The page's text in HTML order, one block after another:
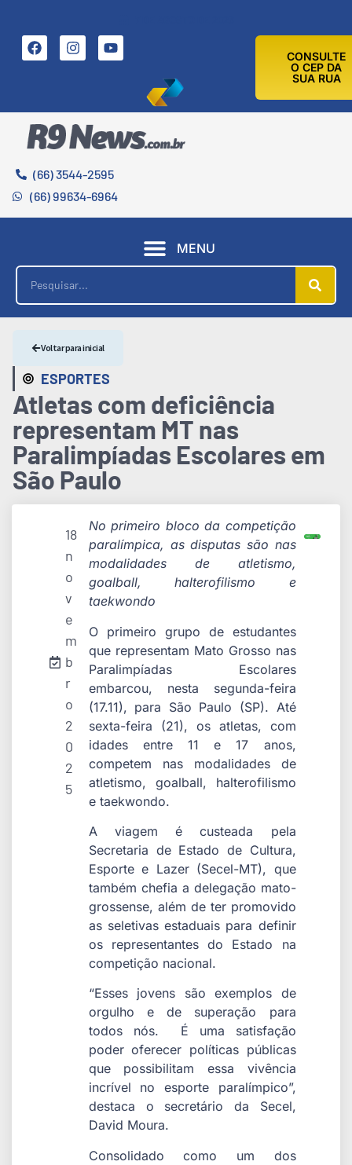
CONSULTE
O CEP DA
SUA RUA
(66) 3544-2595
(66) 99634-6964
MENU
ESPORTES
Voltar para inicial
Atletas com deficiência
representam MT nas
Paralimpíadas Escolares em
São Paulo
18
n
o
v
e
m
b
r
o
2
0
2
5
No primeiro bloco da competição
paralímpica, as disputas são nas
modalidades de atletismo,
goalball, halterofilismo e
taekwondo
O primeiro grupo de estudantes
que representam Mato Grosso nas
Paralimpíadas Escolares
embarcou, nesta segunda-feira
(17.11), para São Paulo (SP). Até
sexta-feira (21), os atletas, com
idades entre 11 e 17 anos,
competem nas modalidades de
atletismo, goalball, halterofilismo
e taekwondo.
A viagem é custeada pela
Secretaria de Estado de Cultura,
Esporte e Lazer (Secel-MT), que
também chefia a delegação mato-
grossense, além de ter promovido
as seletivas estaduais para definir
os representantes do Estado na
competição nacional.
“Esses jovens são exemplos de
orgulho e de superação para
todos nós. É uma satisfação
poder oferecer políticas públicas
que possibilitam essa vivência
incrível no esporte paralímpico”,
destaca o secretário da Secel,
David Moura.
Consolidado como um dos